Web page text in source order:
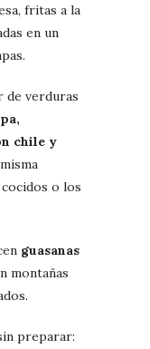
fritas a la
en un
de verduras
chile y
cocidos o los
guasanas
montañas
preparar: